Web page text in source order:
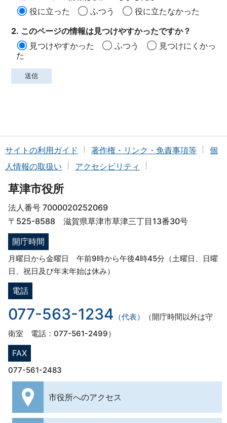
役に立った
ふつう
役に立たなかった
2. このページの情報は見つけやすかったですか？
見つけやすかった
ふつう
見つけにくかっ
た
サイトの利用ガイド 著作権・リンク・免責事項等
個
人情報の取扱い
アクセシビリティ
草津市役所
法人番号 7000020252069
〒525-8588 滋賀県草津市草津三丁目13番30号
開庁時間
月曜日から金曜日 午前9時から午後4時45分（土曜日、日曜
日、祝日及び年末年始は休み）
電話
077-563-1234 （代表）
（開庁時間以外は守
衛室 電話：077-561-2499）
FAX
077-561-2483
市役所へのアクセス